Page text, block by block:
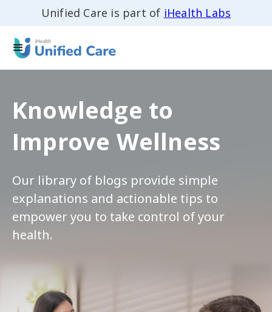
Unified Care is part of iHealth Labs
Knowledge to
Improve Wellness
Our library of blogs provide simple
explanations and actionable tips to
empower you to take control of your
health.